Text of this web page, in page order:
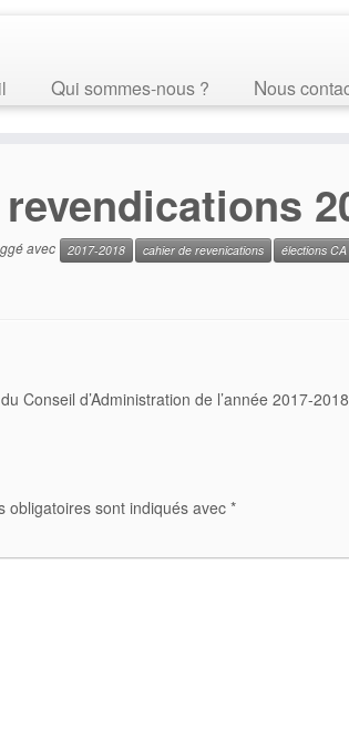
Qui sommes-nous ? Nous
avec 2017-2018 cahier de revenications élections CA
Conseil d’Administration de l’année 2017-2018
obligatoires sont indiqués avec *